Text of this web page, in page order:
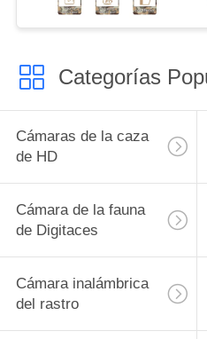
Categorías
Cámaras de la caza
de HD
Cámara de la fauna
de Digitaces
Cámara inalámbrica
del rastro